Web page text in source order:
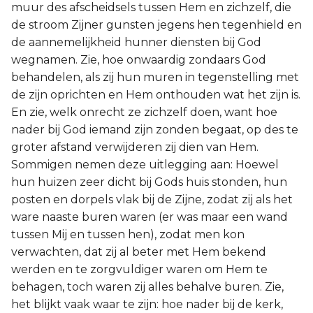
muur des afscheidsels tussen Hem en zichzelf, die
de stroom Zijner gunsten jegens hen tegenhield en
de aannemelijkheid hunner diensten bij God
wegnamen. Zie, hoe onwaardig zondaars God
behandelen, als zij hun muren in tegenstelling met
de zijn oprichten en Hem onthouden wat het zijn is.
En zie, welk onrecht ze zichzelf doen, want hoe
nader bij God iemand zijn zonden begaat, op des te
groter afstand verwijderen zij dien van Hem.
Sommigen nemen deze uitlegging aan: Hoewel
hun huizen zeer dicht bij Gods huis stonden, hun
posten en dorpels vlak bij de Zijne, zodat zij als het
ware naaste buren waren (er was maar een wand
tussen Mij en tussen hen), zodat men kon
verwachten, dat zij al beter met Hem bekend
werden en te zorgvuldiger waren om Hem te
behagen, toch waren zij alles behalve buren. Zie,
het blijkt vaak waar te zijn: hoe nader bij de kerk,